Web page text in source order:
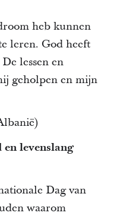
heb kunnen
leren. God heeft
lessen en
geholpen en mijn
levenslang
Dag van
waarom